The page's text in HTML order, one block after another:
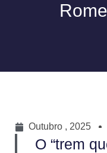
Outubro , 2025
O “trem